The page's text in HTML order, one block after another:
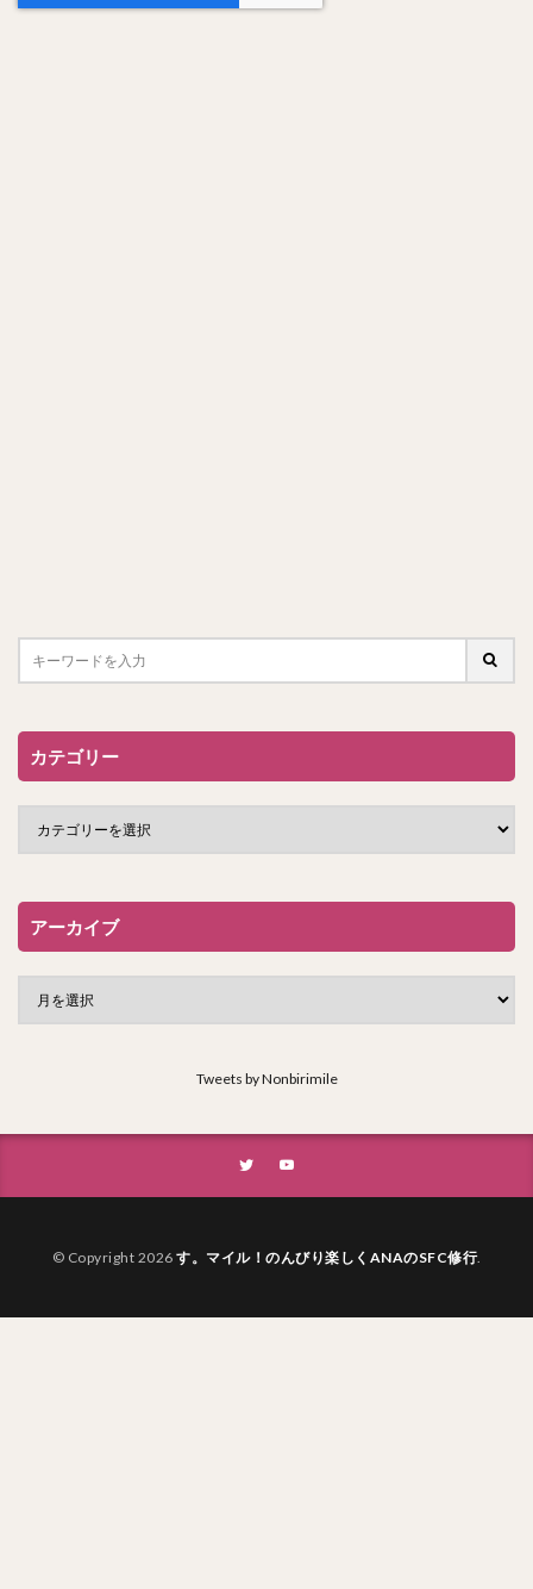
カテゴリー
アーカイブ
Tweets by Nonbirimile
© Copyright 2026 す。マイル！のんびり楽しくANAのSFC修行.